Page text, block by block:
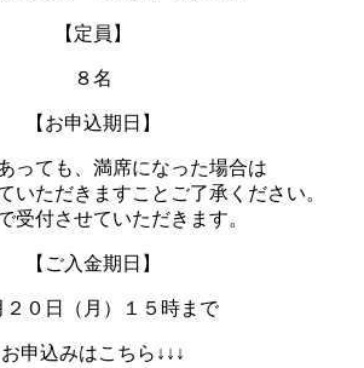
【定員】
８名
【お申込期日】
っても、満席になった場合は
いただきますことご了承ください。
受付させていただきます。
【ご入金期日】
２０日（月）１５時まで
お申込みはこちら↓↓↓